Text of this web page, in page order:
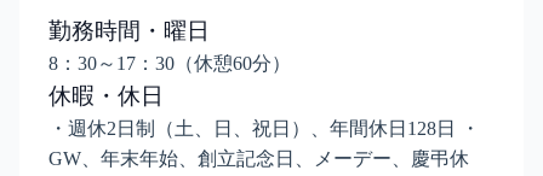
勤務時間・曜日
8：30～17：30（休憩60分）
休暇・休日
・週休2日制（土、日、祝日）、年間休日128日 ・
GW、年末年始、創立記念日、メーデー、慶弔休